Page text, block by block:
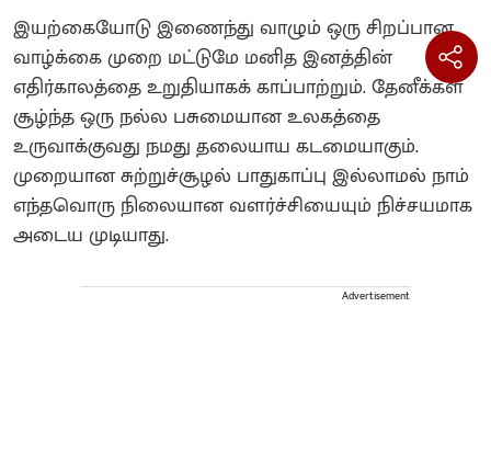
இயற்கையோடு இணைந்து வாழும் ஒரு சிறப்பான
வாழ்க்கை முறை மட்டுமே மனித இனத்தின்
எதிர்காலத்தை உறுதியாகக் காப்பாற்றும். தேனீக்கள்
சூழ்ந்த ஒரு நல்ல பசுமையான உலகத்தை
உருவாக்குவது நமது தலையாய கடமையாகும்.
முறையான சுற்றுச்சூழல் பாதுகாப்பு இல்லாமல் நாம்
எந்தவொரு நிலையான வளர்ச்சியையும் நிச்சயமாக
அடைய முடியாது.
Advertisement